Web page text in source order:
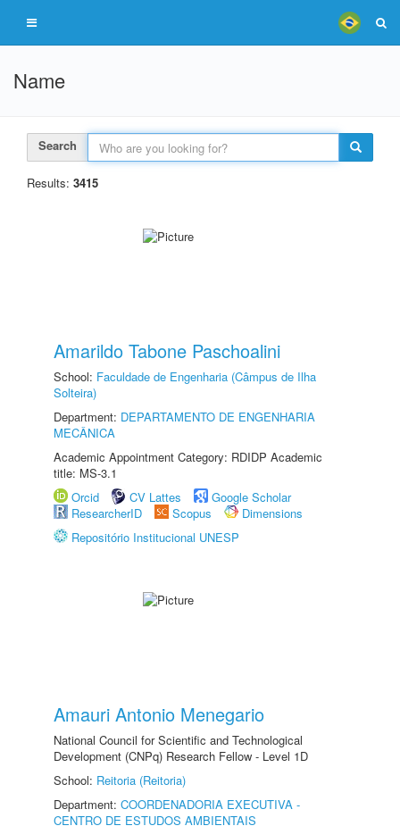
Name
Search
Results: 3415
Amarildo Tabone Paschoalini
School: Faculdade de Engenharia (Câmpus de Ilha
Solteira)
Department: DEPARTAMENTO DE ENGENHARIA
MECÂNICA
Academic Appointment Category: RDIDP Academic
title: MS-3.1
Orcid
CV Lattes
Google Scholar
ResearcherID
Scopus
Dimensions
Repositório Institucional UNESP
Amauri Antonio Menegario
National Council for Scientific and Technological
Development (CNPq) Research Fellow - Level 1D
School: Reitoria (Reitoria)
Department: COORDENADORIA EXECUTIVA -
CENTRO DE ESTUDOS AMBIENTAIS